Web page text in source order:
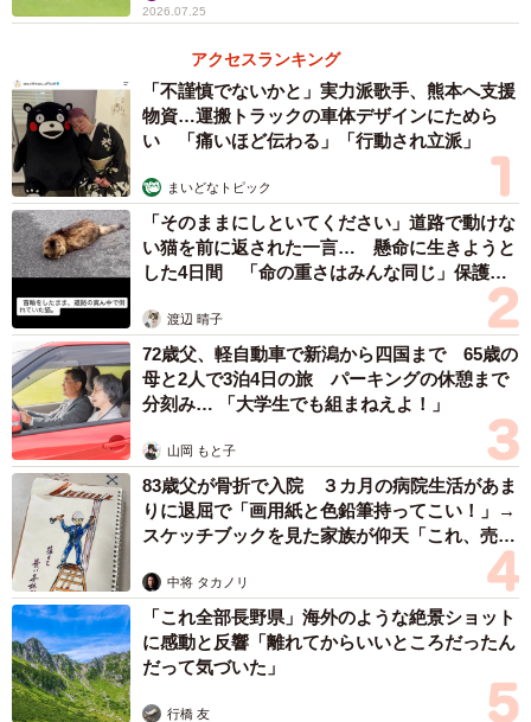
2026.07.25
アクセスランキング
「不謹慎でないかと」実力派歌手、熊本へ支援
物資…運搬トラックの車体デザインにためら
い 「痛いほど伝わる」「行動され立派」
まいどなトピック
「そのままにしといてください」道路で動けな
い猫を前に返された一言… 懸命に生きようと
した4日間 「命の重さはみんな同じ」保護団
渡辺 晴子
72歳父、軽自動車で新潟から四国まで 65歳の
母と2人で3泊4日の旅 パーキングの休憩まで
分刻み… 「大学生でも組まねえよ！」
山岡 もと子
83歳父が骨折で入院 ３カ月の病院生活があま
りに退屈で「画用紙と色鉛筆持ってこい！」→
スケッチブックを見た家族が仰天「これ、売れ
中将 タカノリ
「これ全部長野県」海外のような絶景ショット
に感動と反響「離れてからいいところだったん
だって気づいた」
行橋 友